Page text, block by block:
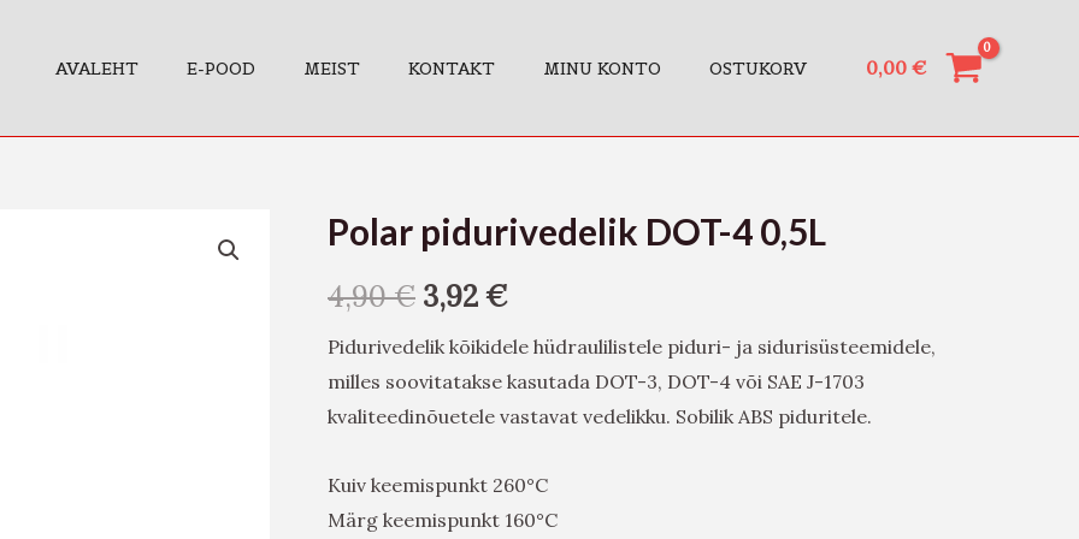
AVALEHT E-POOD MEIST KONTAKT MINU KONTO OSTUKORV 0,00 €
Polar pidurivedelik DOT-4 0,5L
4,90€ 3,92€
Pidurivedelik kõikidele hüdraulilistele piduri- ja sidurisüsteemidele,
milles soovitatakse kasutada DOT-3, DOT-4 või SAE J-1703
kvaliteedinõuetele vastavat vedelikku. Sobilik ABS piduritele.
Kuiv keemispunkt 260°C
Märg keemispunkt 160°C
Polar
DOT-